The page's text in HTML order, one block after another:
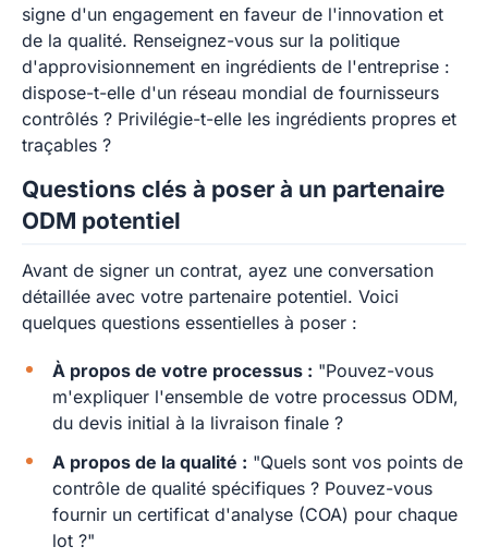
signe d'un engagement en faveur de l'innovation et
de la qualité. Renseignez-vous sur la politique
d'approvisionnement en ingrédients de l'entreprise :
dispose-t-elle d'un réseau mondial de fournisseurs
contrôlés ? Privilégie-t-elle les ingrédients propres et
traçables ?
Questions clés à poser à un partenaire
ODM potentiel
Avant de signer un contrat, ayez une conversation
détaillée avec votre partenaire potentiel. Voici
quelques questions essentielles à poser :
À propos de votre processus : "Pouvez-vous
m'expliquer l'ensemble de votre processus ODM,
du devis initial à la livraison finale ?
A propos de la qualité : "Quels sont vos points de
contrôle de qualité spécifiques ? Pouvez-vous
fournir un certificat d'analyse (COA) pour chaque
lot ?"